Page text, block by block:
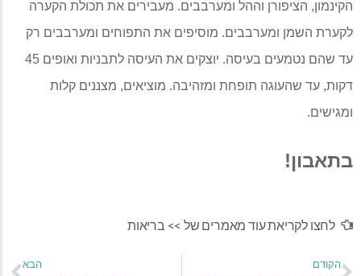
הקינמון, הציפורן וההל ומערבבים. מעבירים את תכולת הקערה
לקערת השמן ומערבבים. מוסיפים את התפוחים ומערבבים רק
עד שהם נטמעים בעיסה. יוצקים את העיסה לתבניות ואופים 45
דקות, עד שהעוגה תופחת ומזהיבה. מוציאים, מצננים קלות
ומגישים.
בתאבון!
לחצו לקריאת עוד מאמרים של >> בריאות
הקודם הבא